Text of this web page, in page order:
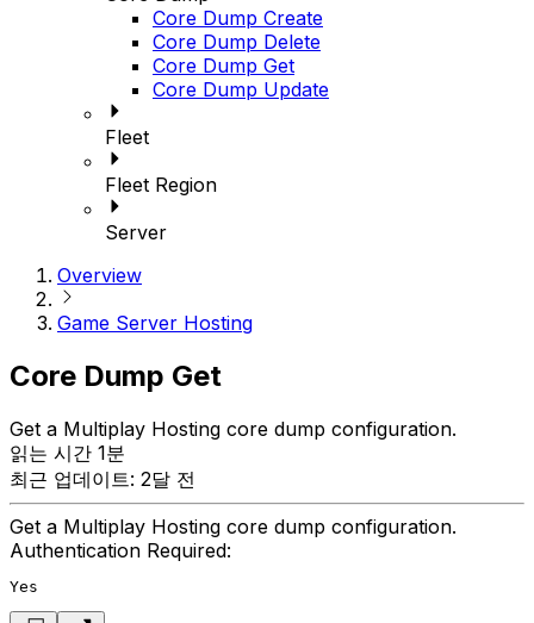
Core Dump Create
Core Dump Delete
Core Dump Get
Core Dump Update
Fleet
Fleet Region
Server
Overview
Game Server Hosting
Core Dump Get
Get a Multiplay Hosting core dump configuration.
읽는 시간 1분
최근 업데이트: 2달 전
Get a Multiplay Hosting core dump configuration.
Authentication Required:
Yes